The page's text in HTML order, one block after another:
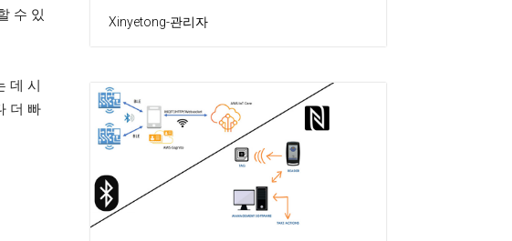
수 있
데 시
더 빠
Xinyetong-관리자